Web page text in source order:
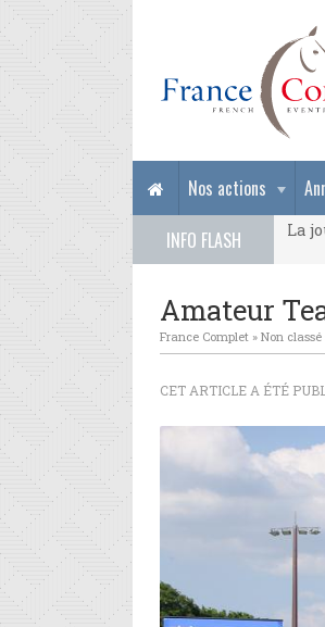
Nos actions
INFO FLASH
La
La
Amateur
France Complet » Non classé
CET ARTICLE A ÉTÉ